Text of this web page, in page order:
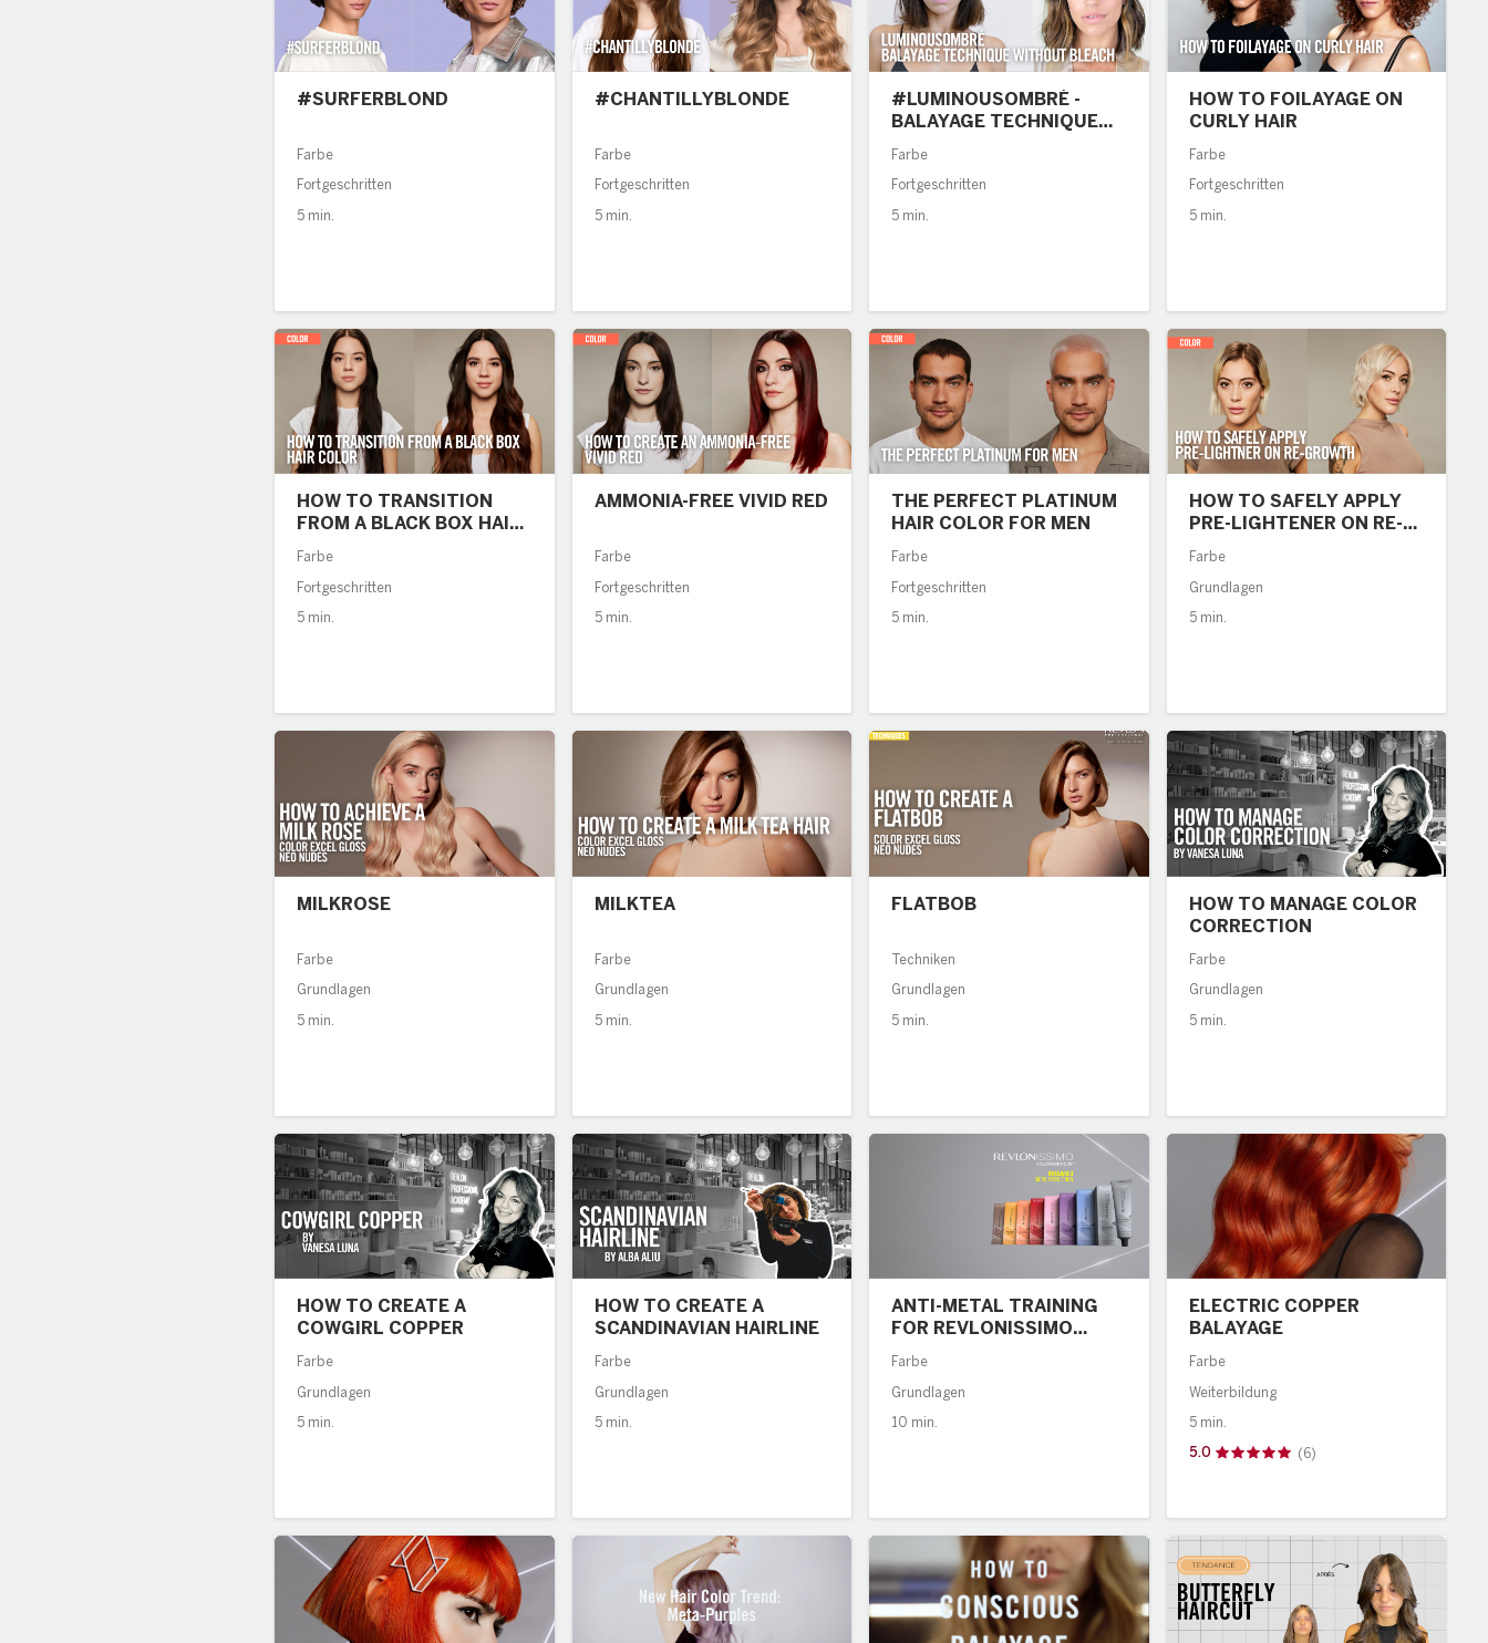
#SURFERBLOND
Farbe
Fortgeschritten
5 min.
#CHANTILLYBLONDE
Farbe
Fortgeschritten
5 min.
#LUMINOUSOMBRÉ -
BALAYAGE TECHNIQUE
Farbe
Fortgeschritten
5 min.
HOW TO FOILAYAGE ON
CURLY HAIR
Farbe
Fortgeschritten
5 min.
HOW TO TRANSITION
FROM A BLACK BOX HAIR
COLOR
Farbe
Fortgeschritten
5 min.
AMMONIA-FREE VIVID RED
Farbe
Fortgeschritten
5 min.
THE PERFECT PLATINUM
HAIR COLOR FOR MEN
Farbe
Fortgeschritten
5 min.
HOW TO SAFELY APPLY
PRE-LIGHTENER ON RE-
GROWTH
Farbe
Grundlagen
5 min.
MILKROSE
Farbe
Grundlagen
5 min.
MILKTEA
Farbe
Grundlagen
5 min.
FLATBOB
Techniken
Grundlagen
5 min.
HOW TO MANAGE COLOR
CORRECTION
Farbe
Grundlagen
5 min.
HOW TO CREATE A
COWGIRL COPPER
Farbe
Grundlagen
5 min.
HOW TO CREATE A
SCANDINAVIAN HAIRLINE
Farbe
Grundlagen
5 min.
ANTI-METAL TRAINING
FOR REVLONISSIMO
COLORSMETIQUE™
PROTECTION
Farbe
Grundlagen
10 min.
ELECTRIC COPPER
BALAYAGE
Farbe
Weiterbildung
5 min.
5.0 (6)